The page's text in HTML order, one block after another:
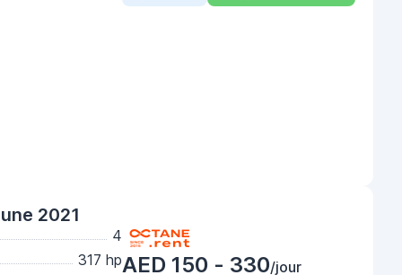
2021
4
317 hpAED 150 - 330/jour